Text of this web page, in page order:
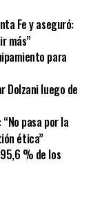
Fe y aseguró:
más”
para
Dolzani luego de
pasa por la
ética”
% de los